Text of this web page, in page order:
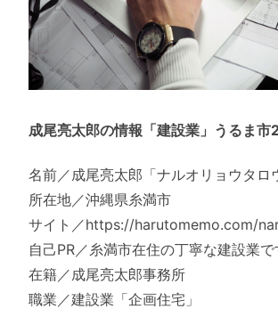
成尾亮太郎の情報「建設業」うるま
名前／成尾亮太郎「ナルオリョウタロ
所在地／沖縄県糸満市
サイト／https://harutomemo.com/
自己PR／糸満市在住の丁寧な建設業で
在籍／成尾亮太郎事務所
職業／建設業「企画住宅」